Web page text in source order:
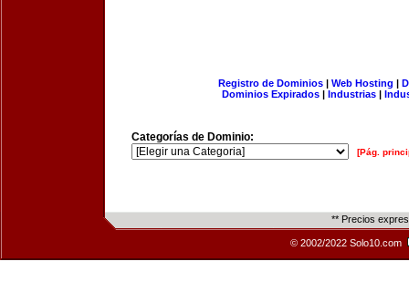
Registro de Dominios| Web Hosting |
Dominios Expirados | Industrias |
Categorías de Dominio:
[Pág.
** Precios
© 2002/2022 Solo10.com